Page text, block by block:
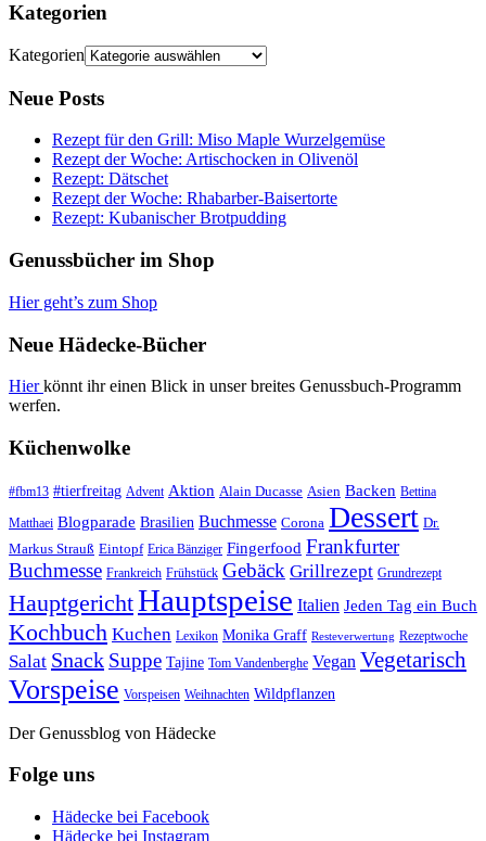
Kategorien
Kategorien
Neue Posts
Rezept für den Grill: Miso Maple Wurzelgemüse
Rezept der Woche: Artischocken in Olivenöl
Rezept: Dätschet
Rezept der Woche: Rhabarber-Baisertorte
Rezept: Kubanischer Brotpudding
Genussbücher im Shop
Hier geht’s zum Shop
Neue Hädecke-Bücher
Hierkönnt ihr einen Blick in unser breites Genussbuch-Programm
werfen.
Küchenwolke
#fbm13 #tierfreitag Advent Aktion Alain Ducasse Asien Backen Bettina
Matthaei Blogparade Brasilien Buchmesse Corona Dessert Dr.
Markus Strauß Eintopf Erica Bänziger Fingerfood Frankfurter
Buchmesse Frankreich Frühstück Gebäck Grillrezept Grundrezept
HauptgerichtHauptspeise Italien Jeden Tag ein Buch
Kochbuch Kuchen Lexikon Monika Graff Resteverwertung Rezeptwoche
Salat Snack Suppe Tajine Tom Vandenberghe Vegan Vegetarisch
Vorspeise Vorspeisen Weihnachten Wildpflanzen
Der Genussblog von Hädecke
Folge uns
Hädecke bei Facebook
Hädecke bei Instagram